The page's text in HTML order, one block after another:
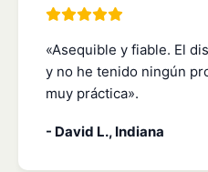
«Asequible y fiable. El
y no he tenido ningún
muy práctica».
- David L., Indiana